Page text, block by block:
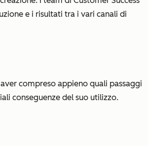
e i risultati tra i vari canali di
compreso appieno quali passaggi
conseguenze del suo utilizzo.